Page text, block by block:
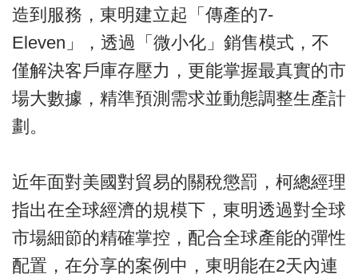
造到服務，東明建立起「傳產的7-
Eleven」，透過「微小化」銷售模式，不
僅解決客戶庫存壓力，更能掌握最真實的市
場大數據，精準預測需求並動態調整生產計
劃。
近年面對美國對貿易的關稅懲罰，柯總經理
指出在全球經濟的規模下，東明透過對全球
市場細節的精確掌控，配合全球產能的彈性
配置，在分享的案例中，東明能在2天內連